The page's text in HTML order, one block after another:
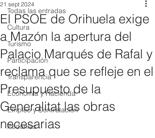
Todas las entradas
Cultura
Turismo
Participación
Transparencia
Economía y Hacienda
Empleo y Contratación
Pedanías
El PSOE de Orihuela exige
a Mazón la apertura del
Palacio Marqués de Rafal y
reclama que se refleje en el
Presupuesto de la
Generalitat las obras
necesarias
21 sept 2024